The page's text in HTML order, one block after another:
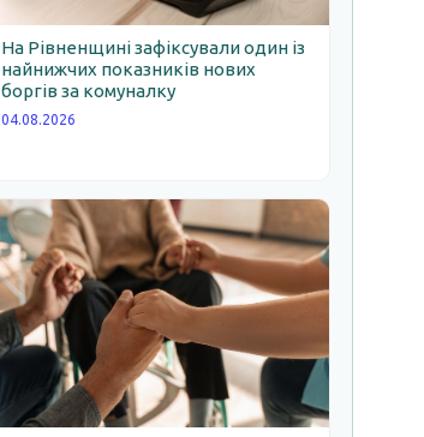
На Рівненщині зафіксували один із
найнижчих показників нових
боргів за комуналку
04.08.2026